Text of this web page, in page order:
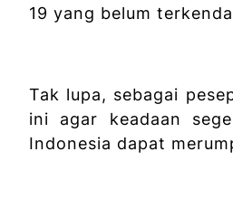
19 yang belum
Tak lupa, sebagai
ini agar keadaan
Indonesia dapat